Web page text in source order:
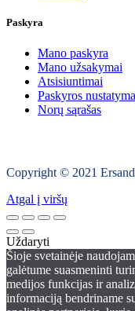
Paskyra
Mano paskyra
Mano užsakymai
Atsisiuntimai
Paskyros
Norų sąrašas
Copyright © 2021
Atgal į viršų
Uždaryti
Šioje svetainėje
galėtume suasmeninti
medijos funkcijas ir
informaciją bendriname